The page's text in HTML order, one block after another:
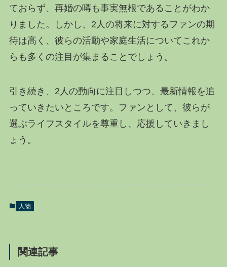
ておらず、再婚の噂も事実無根であることがわか
りました。しかし、2人の将来に対するファンの期
待は高く、彼らの活動や家庭生活についてこれか
らも多くの注目が集まることでしょう。
引き続き、2人の動向に注目しつつ、最新情報を追
っていきたいところです。ファンとして、彼らが
選ぶライフスタイルを尊重し、応援していきまし
ょう。
人物
関連記事